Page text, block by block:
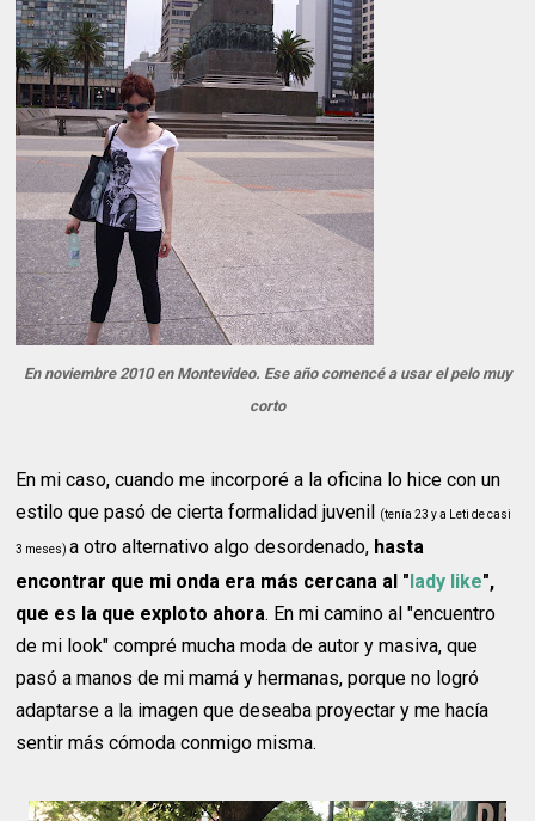
En noviembre 2010 en Montevideo. Ese año comencé a usar el pelo muy
corto
En mi caso, cuando me incorporé a la oficina lo hice con un
estilo que pasó de cierta formalidad juvenil (tenía 23 y a Leti de casi
3 meses)a otro alternativo algo desordenado, hasta
encontrar que mi onda era más cercana al "lady like",
que es la que exploto ahora. En mi camino al "encuentro
de mi look" compré mucha moda de autor y masiva, que
pasó a manos de mi mamá y hermanas, porque no logró
adaptarse a la imagen que deseaba proyectar y me hacía
sentir más cómoda conmigo misma.